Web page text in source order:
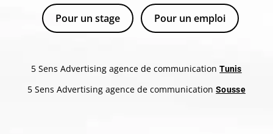
Pour un stage Pour un emploi
5 Sens Advertising agence de communicationTunis
5 Sens Advertising agence de communicationSousse